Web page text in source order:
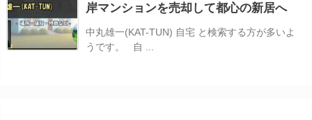
岸マンションを売却して都心の新居へ
中丸雄一(KAT-TUN) 自宅 と検索する方が多いよ
うです。 自 ...